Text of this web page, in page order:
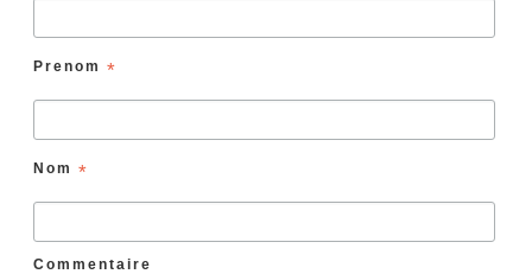
Prenom *
Nom *
Commentaire